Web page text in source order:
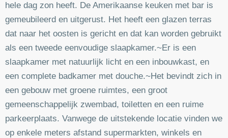
hele dag zon heeft. De Amerikaanse keuken met bar is
gemeubileerd en uitgerust. Het heeft een glazen terras
dat naar het oosten is gericht en dat kan worden gebruikt
als een tweede eenvoudige slaapkamer.~Er is een
slaapkamer met natuurlijk licht en een inbouwkast, en
een complete badkamer met douche.~Het bevindt zich in
een gebouw met groene ruimtes, een groot
gemeenschappelijk zwembad, toiletten en een ruime
parkeerplaats. Vanwege de uitstekende locatie vinden we
op enkele meters afstand supermarkten, winkels en